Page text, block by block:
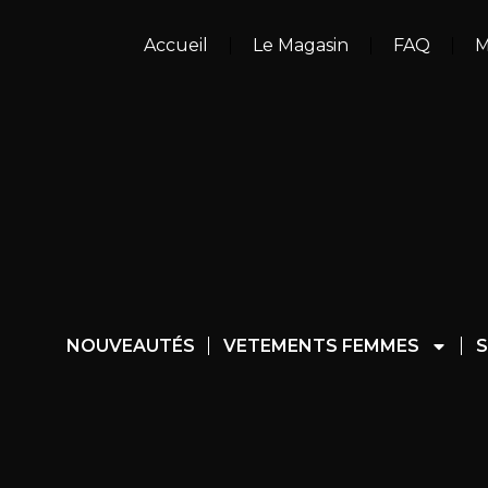
Accueil Le Magasin FAQ
NOUVEAUTÉS VETEMENTS FEMMES